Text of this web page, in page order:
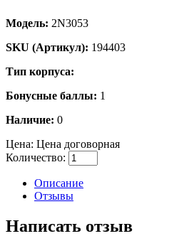
Модель: 2N3053
SKU (Артикул): 194403
Тип корпуса:
Бонусные баллы: 1
Наличие: 0
Цена: Цена договорная
Количество:
Описание
Отзывы
Написать отзыв